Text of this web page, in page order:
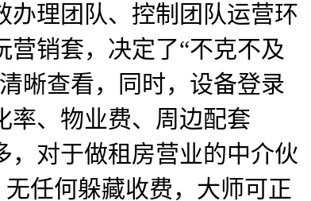
办理团队、控制团队运营环
销套，决定了“不克不及
晰查看，同时，设备登录
率、物业费、周边配套
，对于做租房营业的中介伙
任何躲藏收费，大师可正